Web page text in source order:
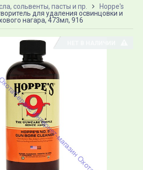
сольвенты, пасты и пр.
Hoppe's
для удаления освинцовки и
нагара, 473мл, 916